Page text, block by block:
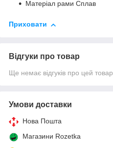
Матеріал рами Сплав
Приховати
Відгуки про товар
Ще немає відгуків про цей товар
Умови доставки
Нова Пошта
Магазини Rozetka